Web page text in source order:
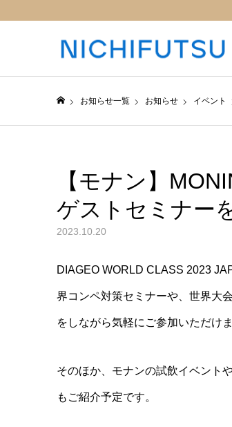
お知らせ一覧 お知らせ イベント
【モナン】
ゲストセミナー
2023.10.20
DIAGEO WORLD CLASS 2023
界コンペ対策セミナーや、世界大
をしながら気軽にご参加いただけ
そのほか、モナンの試飲イベント
もご紹介予定です。